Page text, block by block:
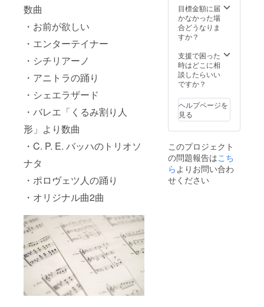
数曲
・お前が欲しい
・エンターテイナー
・シチリアーノ
・アニトラの踊り
・シェエラザード
・バレエ「くるみ割り人
形」より数曲
・C. P. E. バッハのトリオソ
ナタ
・ポロヴェツ人の踊り
・オリジナル曲2曲
目標金額に届
かなかった場
合どうなりま
すか？
支援で困った
時はどこに相
談したらいい
ですか？
ヘルプページを
見る
このプロジェクト
の問題報告はこち
らよりお問い合わ
せください